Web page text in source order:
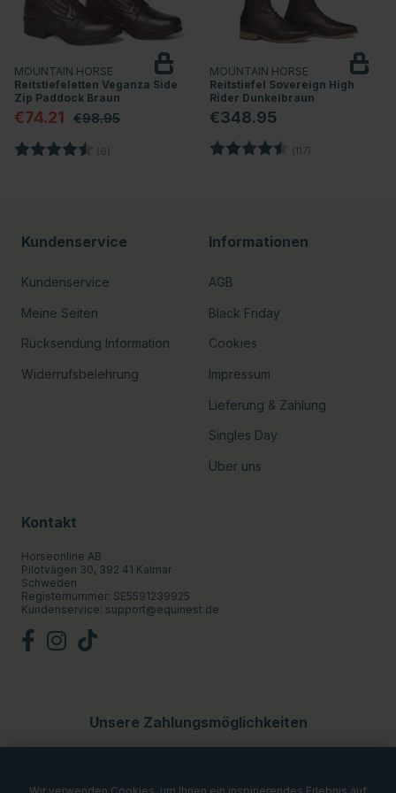
MOUNTAIN HORSE
Reitstiefeletten Veganza Side
Zip Paddock Braun
€74.21 €98.95
Bewertung: (6)
MOUNTAIN HORSE
Reitstiefel Sovereign High
Rider Dunkelbraun
€348.95
Bewertung: (117)
Kundenservice
Kundenservice
Meine Seiten
Rücksendung Information
Widerrufsbelehrung
Informationen
AGB
Black Friday
Cookies
Impressum
Lieferung & Zahlung
Singles Day
Über uns
Kontakt
Horseonline AB
Pilotvägen 30, 392 41 Kalmar
Schweden
Registernummer: SE5591239925
Kundenservice: support@equinest.de
Unsere Zahlungsmöglichkeiten